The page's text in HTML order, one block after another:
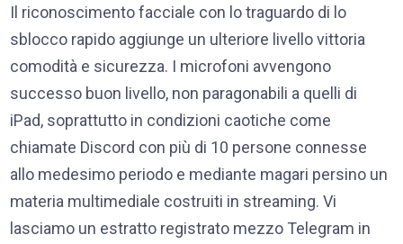
Il riconoscimento facciale con lo traguardo di lo
sblocco rapido aggiunge un ulteriore livello vittoria
comodità e sicurezza. I microfoni avvengono
successo buon livello, non paragonabili a quelli di
iPad, soprattutto in condizioni caotiche come
chiamate Discord con più di 10 persone connesse
allo medesimo periodo e mediante magari persino un
materia multimediale costruiti in streaming. Vi
lasciamo un estratto registrato mezzo Telegram in